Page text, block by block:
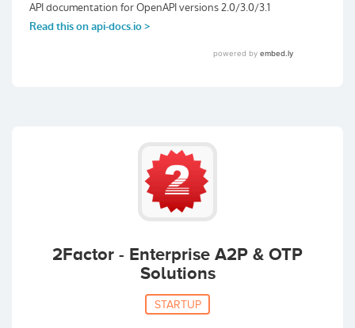
2Factor - Enterprise A2P & OTP
Solutions
STARTUP